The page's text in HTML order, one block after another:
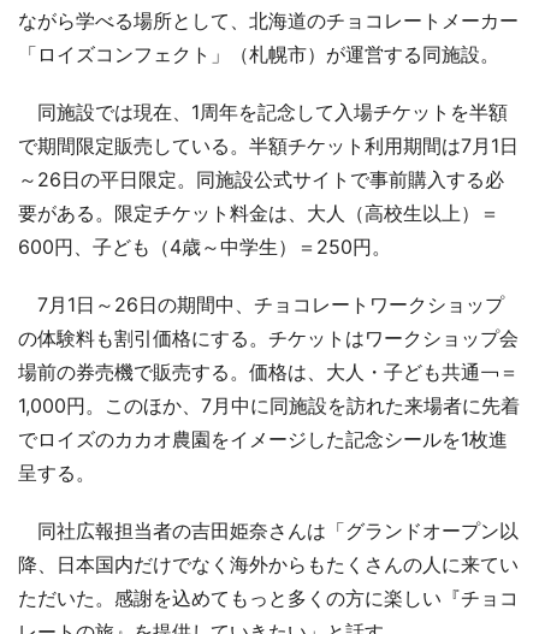
ながら学べる場所として、北海道のチョコレートメーカー
「ロイズコンフェクト」（札幌市）が運営する同施設。
同施設では現在、1周年を記念して入場チケットを半額
で期間限定販売している。半額チケット利用期間は7月1日
～26日の平日限定。同施設公式サイトで事前購入する必
要がある。限定チケット料金は、大人（高校生以上）＝
600円、子ども（4歳～中学生）＝250円。
7月1日～26日の期間中、チョコレートワークショップ
の体験料も割引価格にする。チケットはワークショップ会
場前の券売機で販売する。価格は、大人・子ども共通￢＝
1,000円。このほか、7月中に同施設を訪れた来場者に先着
でロイズのカカオ農園をイメージした記念シールを1枚進
呈する。
同社広報担当者の吉田姫奈さんは「グランドオープン以
降、日本国内だけでなく海外からもたくさんの人に来てい
ただいた。感謝を込めてもっと多くの方に楽しい『チョコ